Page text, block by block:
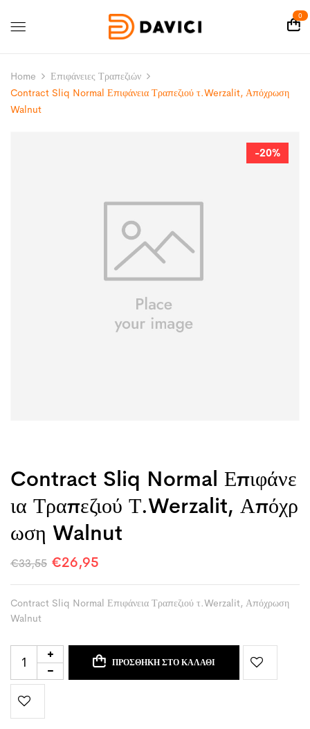
0
Home
Επιφάνειες Τραπεζιών
Contract Sliq Normal Επιφάνεια Τραπεζιού τ.Werzalit, Απόχρωση
Walnut
-20%
Contract Sliq Normal Επιφάνε
Ια Τραπεζιού Τ.Werzalit, Απόχρ
Ωση Walnut
€33,55 €26,95
Contract Sliq Normal Επιφάνεια Τραπεζιού τ.Werzalit, Απόχρωση
Walnut
ΠΡΟΣΘΉΚΗ ΣΤΟ ΚΑΛΆΘΙ